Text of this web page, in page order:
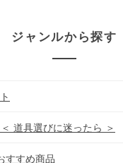
ジャンルから探す
道具選びに迷ったら ＞
すすめ商品